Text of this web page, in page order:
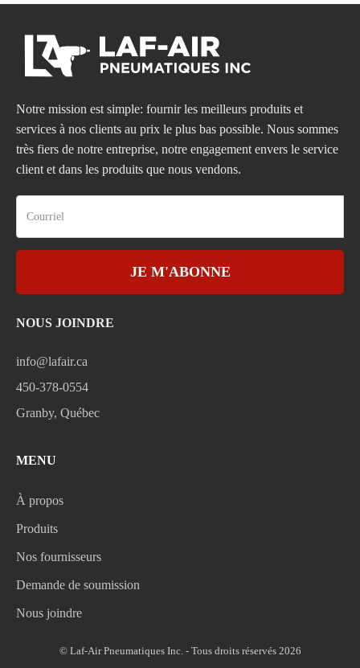
Notre mission est simple: fournir les meilleurs produits et
services à nos clients au prix le plus bas possible. Nous sommes
très fiers de notre entreprise, notre engagement envers le service
client et dans les produits que nous vendons.
JE M'ABONNE
NOUS JOINDRE
info@lafair.ca
450-378-0554
Granby, Québec
MENU
À propos
Produits
Nos fournisseurs
Demande de soumission
Nous joindre
© Laf-Air Pneumatiques Inc. - Tous droits réservés 2026